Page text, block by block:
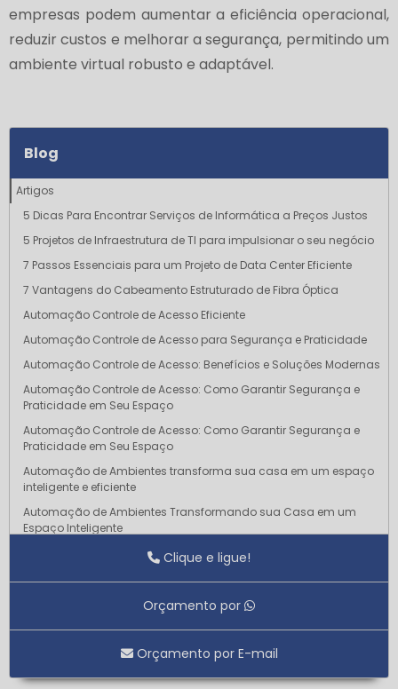
empresas podem aumentar a eficiência operacional,
reduzir custos e melhorar a segurança, permitindo um
ambiente virtual robusto e adaptável.
Blog
Artigos
5 Dicas Para Encontrar Serviços de Informática a Preços Justos
5 Projetos de Infraestrutura de TI para impulsionar o seu negócio
7 Passos Essenciais para um Projeto de Data Center Eficiente
7 Vantagens do Cabeamento Estruturado de Fibra Óptica
Automação Controle de Acesso Eficiente
Automação Controle de Acesso para Segurança e Praticidade
Automação Controle de Acesso: Benefícios e Soluções Modernas
Automação Controle de Acesso: Como Garantir Segurança e
Praticidade em Seu Espaço
Automação Controle de Acesso: Como Garantir Segurança e
Praticidade em Seu Espaço
Automação de Ambientes transforma sua casa em um espaço
inteligente e eficiente
Automação de Ambientes Transformando sua Casa em um
Espaço Inteligente
Automação de Ambientes Transforme sua Casa em um Espaço
Automação de Ambientes: Transforme Seu Espaço
Automação de Infraestrutura Revoluciona a Gestão de Recursos
Clique e ligue!
Orçamento por
Orçamento por E-mail